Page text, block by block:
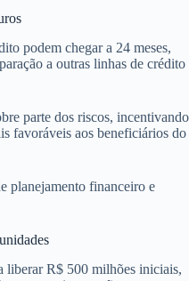
podem chegar a 24 meses,
a outras linhas de crédito
parte dos riscos, incentivando
favoráveis aos beneficiários do
planejamento financeiro e
liberar R$ 500 milhões iniciais,